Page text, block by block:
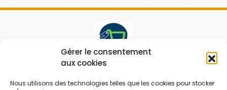
Gérer le consentement
aux cookies
Nous utilisons des technologies telles que les cookies pour stocker
Le prix peut être réduit !